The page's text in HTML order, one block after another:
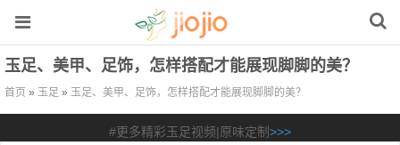
玉足、美甲、足饰，怎样搭配才能展现脚脚的美？
首页 » 玉足 » 玉足、美甲、足饰，怎样搭配才能展现脚脚的美？
#更多精彩玉足视频|原味定制>>>